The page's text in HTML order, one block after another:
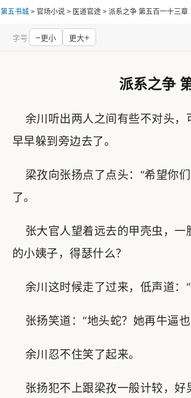
第五书城 > 官场小说 > 医道官途 > 派系之争 第五百一十三章
字号 −更小 更大+
派系之争
余川听出两人之间有些不对头，
早早躲到旁边去了。
梁孜向张扬点了点头：“希望你
了。
张大官人望着远去的甲壳虫，一
的小姨子，得瑟什么？
余川这时候走了过来，低声道：
张扬笑道：“地头蛇？她再牛逼
余川忍不住笑了起来。
张扬犯不上跟梁孜一般计较，好